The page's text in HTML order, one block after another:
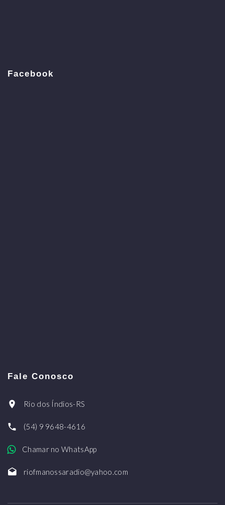
Facebook
Fale Conosco
Rio dos Índios-RS
(54) 9 9648-4616
Chamar no WhatsApp
riofmanossaradio@yahoo.com